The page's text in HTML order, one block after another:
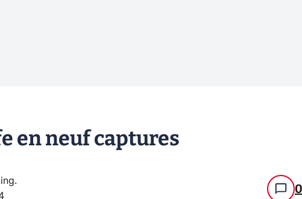
en neuf captures
.
0